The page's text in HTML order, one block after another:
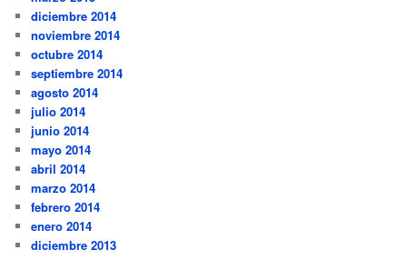
diciembre 2014
noviembre 2014
octubre 2014
septiembre 2014
agosto 2014
julio 2014
junio 2014
mayo 2014
abril 2014
marzo 2014
febrero 2014
enero 2014
diciembre 2013